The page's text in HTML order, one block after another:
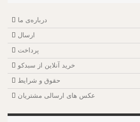
درباره‌ی ما
ارسال
پرداخت
خرید آنلاین از سبدکو
حقوق و شرایط
عکس های ارسالی مشتریان